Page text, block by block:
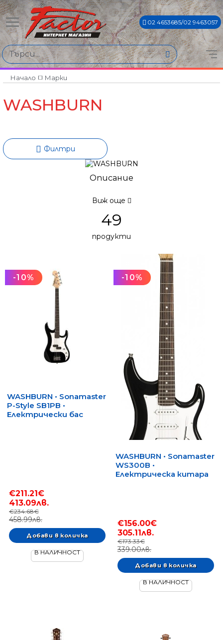
02 4653685/02 9463057
Намери продукти по
Цена
€75€ - €834€
Начало Марки
WASHBURN
Филтри
Описание
Виж още
49
продукти
-10%
WASHBURN • Sonamaster
P-Style SB1PB •
Електрически бас
€211.21€
413.09лв.
€234.68€
458.99лв.
В НАЛИЧНОСТ
-10%
WASHBURN • Sonamaster
WS300B •
Електрическа китара
€156.00€
305.11лв.
€173.33€
339.00лв.
В НАЛИЧНОСТ